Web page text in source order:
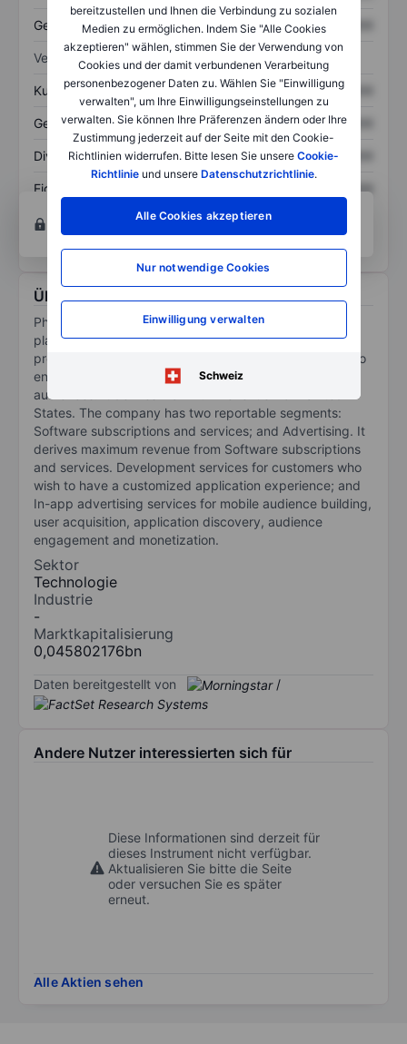
bereitzustellen und Ihnen die Verbindung zu sozialen
Medien zu ermöglichen. Indem Sie "Alle Cookies
akzeptieren" wählen, stimmen Sie der Verwendung von
Cookies und der damit verbundenen Verarbeitung
personenbezogener Daten zu. Wählen Sie "Einwilligung
verwalten", um Ihre Einwilligungseinstellungen zu
verwalten. Sie können Ihre Präferenzen ändern oder Ihre
Zustimmung jederzeit auf der Seite mit den Cookie-
Richtlinien widerrufen. Bitte lesen Sie unsere Cookie-
Richtlinieund unsere Datenschutzrichtlinie.
Alle Cookies akzeptieren
Nur notwendige Cookies
Einwilligung verwalten
Schweiz
Gesamtschulden XXXXXXX XXXXXXX
Verhältnisse
Kurs/Umsatz XXXXXXX XXXXXXX
Gewinn je Aktie XXXXXXX XXXXXXX
Dividende je Aktie XXXXXXX XXXXXXX
Eigenkapitalrendite
XXXXXXX
Konto eröffnenum Zugriff auf mehr Diagramm-
und Analyse-Tools zu erhalten.
Über Phunware Inc.
Phunware Inc is a software company. It is a cloud
platform for mobile that provides companies with the
products, solutions, and data and services necessary to
engage, manage and monetize its mobile application
audiences. It derives maximum revenue from United
States. The company has two reportable segments:
Software subscriptions and services; and Advertising. It
derives maximum revenue from Software subscriptions
and services. Development services for customers who
wish to have a customized application experience; and
In-app advertising services for mobile audience building,
user acquisition, application discovery, audience
engagement and monetization.
Sektor
Technologie
Industrie
-
Marktkapitalisierung
0,045802176bn
Daten bereitgestellt von /
Andere Nutzer interessierten sich für
Diese Informationen sind derzeit für
dieses Instrument nicht verfügbar.
Aktualisieren Sie bitte die Seite
oder versuchen Sie es später
erneut.
Alle Aktien sehen